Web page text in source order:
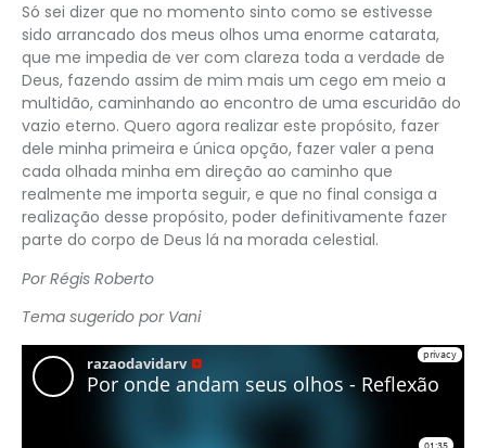
Só sei dizer que no momento sinto como se estivesse
sido arrancado dos meus olhos uma enorme catarata,
que me impedia de ver com clareza toda a verdade de
Deus, fazendo assim de mim mais um cego em meio a
multidão, caminhando ao encontro de uma escuridão do
vazio eterno. Quero agora realizar este propósito, fazer
dele minha primeira e única opção, fazer valer a pena
cada olhada minha em direção ao caminho que
realmente me importa seguir, e que no final consiga a
realização desse propósito, poder definitivamente fazer
parte do corpo de Deus lá na morada celestial.
Por Régis Roberto
Tema sugerido por Vani